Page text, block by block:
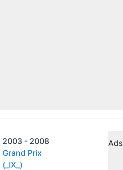
2003 - 2008
Grand Prix
(_IX_)
Ads